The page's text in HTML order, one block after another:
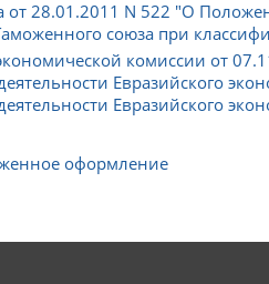
28.01.2011 N 522 "О
союза при
комиссии от
Евразийского
Евразийского
оформление